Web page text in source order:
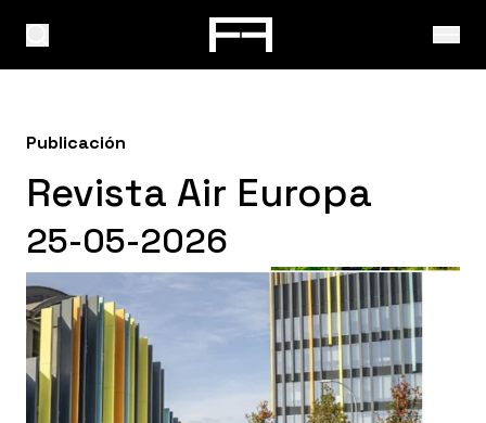
Publicación
Revista Air Europa
25-05-2026